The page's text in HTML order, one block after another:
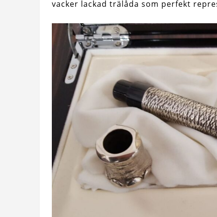
vacker lackad trälåda som perfekt